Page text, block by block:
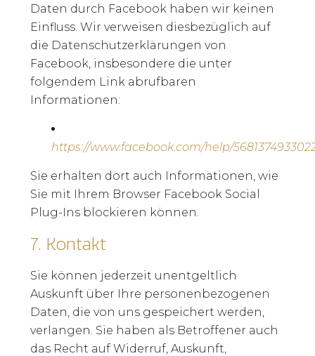
Daten durch Facebook haben wir keinen
Einfluss. Wir verweisen diesbezüglich auf
die Datenschutzerklärungen von
Facebook, insbesondere die unter
folgendem Link abrufbaren
Informationen:
https://www.facebook.com/help/
Sie erhalten dort auch Informationen, wie
Sie mit Ihrem Browser Facebook Social
Plug-Ins blockieren können.
7. Kontakt
Sie können jederzeit unentgeltlich
Auskunft über Ihre personenbezogenen
Daten, die von uns gespeichert werden,
verlangen. Sie haben als Betroffener auch
das Recht auf Widerruf, Auskunft,